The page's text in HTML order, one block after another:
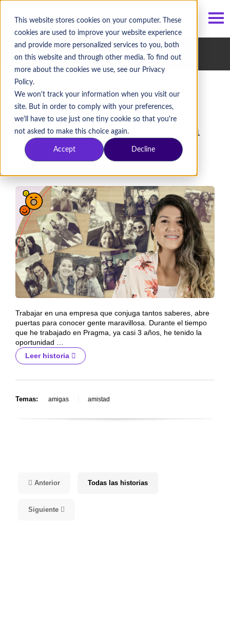
This website stores cookies on your computer. These
cookies are used to improve your website experience
and provide more personalized services to you, both
on this website and through other media. To find out
more about the cookies we use, see our Privacy
Policy.
We won't track your information when you visit our
site. But in order to comply with your preferences,
we'll have to use just one tiny cookie so that you're
not asked to make this choice again.
Accept Decline
ES / EN
Historias Pragma/ amigas
De compañeras de trabajo a
amigas
Trabajar en una empresa que conjuga tantos saberes, abre
puertas para conocer gente maravillosa. Durante el tiempo
que he trabajado en Pragma, ya casi 3 años, he tenido la
oportunidad …
Leer historia
Temas: amigas amistad
Anterior Todas las historias
Siguiente